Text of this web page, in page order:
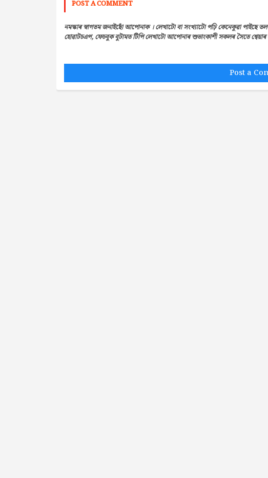
POST A COMMENT
নমস্কাৰ স্বাগতম জনাইছোঁ আপোনাক । লেখাটো বা সংখ্যাটো পঢ়ি কেনেকুৱা পাইছে
হোৱাটচএপ, ফেচবুক বুটামত টিপি লেখাটো আপোনাৰ শুভাংকাশী সকলৰ সৈতে শ্বেয়াৰ
Post a